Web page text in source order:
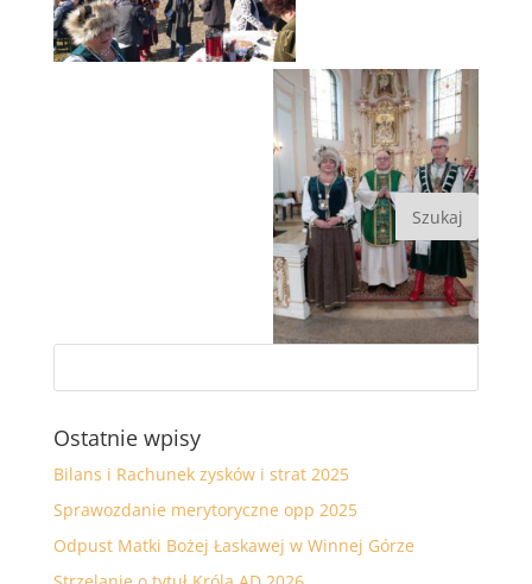
Ostatnie wpisy
Bilans i Rachunek zysków i strat 2025
Sprawozdanie merytoryczne opp 2025
Odpust Matki Bożej Łaskawej w Winnej Górze